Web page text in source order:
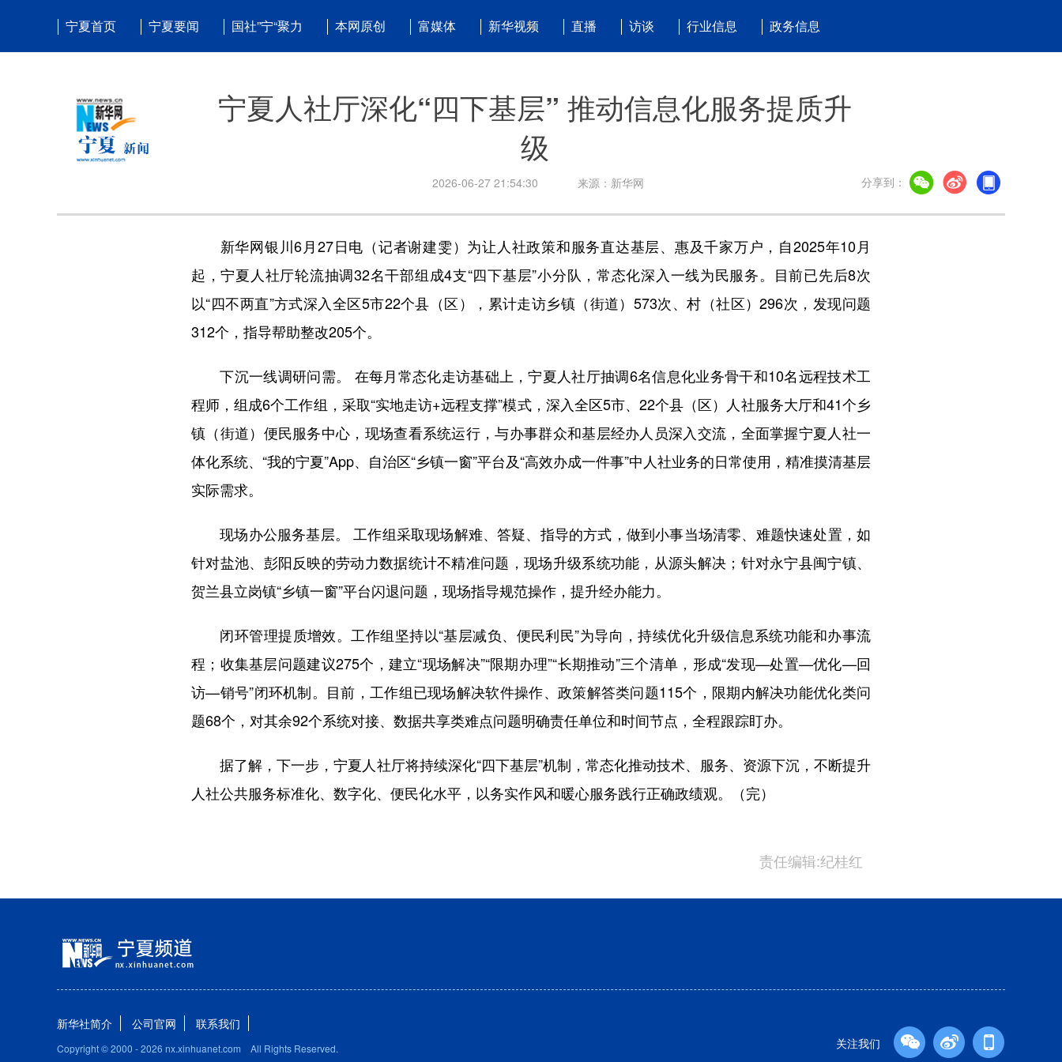
宁夏首页 宁夏要闻 国社”宁“聚力 本网原创 富媒体 新华视频 直播 访谈 行业信息 政务信息
宁夏人社厅深化“四下基层” 推动信息化服务提质升
级
2026-06-27 21:54:30 来源：新华网 分享到：
新华网银川6月27日电（记者谢建雯）为让人社政策和服务直达基层、惠及千家万户，自2025年10月
起，宁夏人社厅轮流抽调32名干部组成4支“四下基层”小分队，常态化深入一线为民服务。目前已先后8次
以“四不两直”方式深入全区5市22个县（区），累计走访乡镇（街道）573次、村（社区）296次，发现问题
312个，指导帮助整改205个。
下沉一线调研问需。 在每月常态化走访基础上，宁夏人社厅抽调6名信息化业务骨干和10名远程技术工
程师，组成6个工作组，采取“实地走访+远程支撑”模式，深入全区5市、22个县（区）人社服务大厅和41个乡
镇（街道）便民服务中心，现场查看系统运行，与办事群众和基层经办人员深入交流，全面掌握宁夏人社一
体化系统、“我的宁夏”App、自治区“乡镇一窗”平台及“高效办成一件事”中人社业务的日常使用，精准摸清基层
实际需求。
现场办公服务基层。 工作组采取现场解难、答疑、指导的方式，做到小事当场清零、难题快速处置，如
针对盐池、彭阳反映的劳动力数据统计不精准问题，现场升级系统功能，从源头解决；针对永宁县闽宁镇、
贺兰县立岗镇“乡镇一窗”平台闪退问题，现场指导规范操作，提升经办能力。
闭环管理提质增效。工作组坚持以“基层减负、便民利民”为导向，持续优化升级信息系统功能和办事流
程；收集基层问题建议275个，建立“现场解决”“限期办理”“长期推动”三个清单，形成“发现—处置—优化—回
访—销号”闭环机制。目前，工作组已现场解决软件操作、政策解答类问题115个，限期内解决功能优化类问
题68个，对其余92个系统对接、数据共享类难点问题明确责任单位和时间节点，全程跟踪盯办。
据了解，下一步，宁夏人社厅将持续深化“四下基层”机制，常态化推动技术、服务、资源下沉，不断提升
人社公共服务标准化、数字化、便民化水平，以务实作风和暖心服务践行正确政绩观。（完）
责任编辑:纪桂红
关注我们
新华社简介 公司官网 联系我们
Copyright © 2000 -2026 nx.xinhuanet.com All Rights Reserved.